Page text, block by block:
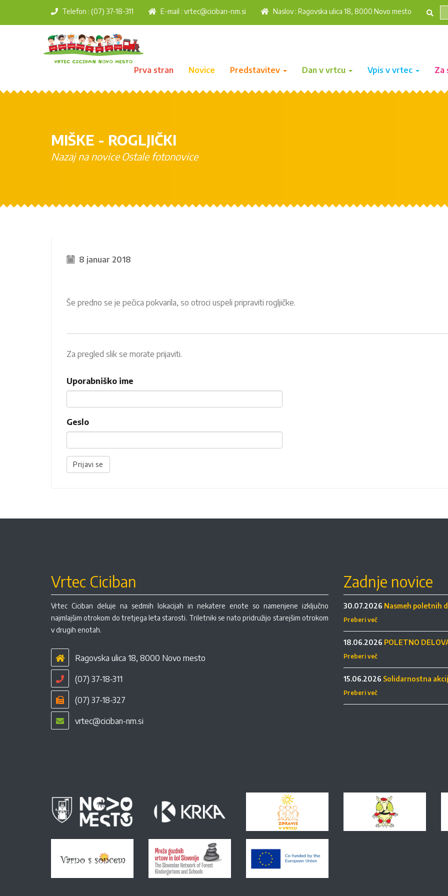
Telefon : (07) 37-18-311 E-mail : vrtec@ciciban-nm.si Naslov : Ragovska ulica 18, 8000 Novo mesto
Prva stran Novice Predstavitev Dan v vrtcu Vpis v vrtec Za
MIŠKE - ROGLJIČKI
Nazaj na novice Ostale fotonovice
8 januar 2018
Še predno se je pečica pokvarila, so otroci uspeli pripraviti rogljičke.
Za pregled slik se morate prijaviti.
Uporabniško ime
Geslo
Prijavi se
Vrtec Ciciban
Vrtec Ciciban deluje na sedmih lokacijah in nekatere enote so namenjene izključno
najmlajšim otrokom do tretjega leta starosti. Triletniki se nato pridružijo starejšim otrokom
v drugih enotah.
Ragovska ulica 18, 8000 Novo mesto
(07) 37-18-311
(07) 37-18-327
vrtec@ciciban-nm.si
Zadnje novice
30.07.2026 Nasmeh poletnih
Preberi več
18.06.2026 POLETNO
Preberi več
15.06.2026 Solidarnostna
Preberi več